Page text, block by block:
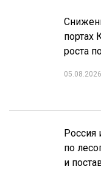
МЕБЕЛЬНОЕ
портах
роста
05.08.2026
Россия
по
и